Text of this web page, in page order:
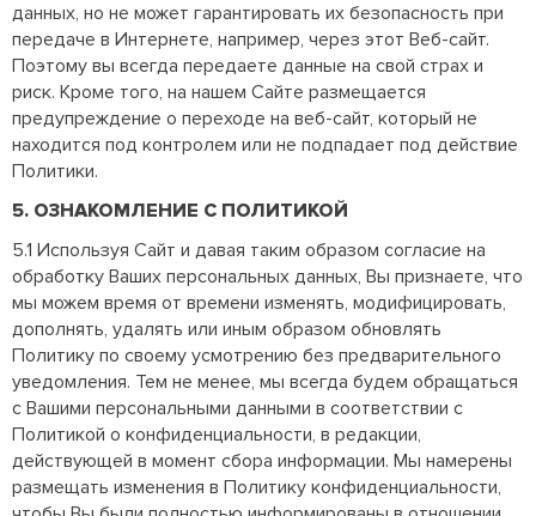
данных, но не может гарантировать их безопасность при
передаче в Интернете, например, через этот Веб-сайт.
Поэтому вы всегда передаете данные на свой страх и
риск. Кроме того, на нашем Сайте размещается
предупреждение о переходе на веб-сайт, который не
находится под контролем или не подпадает под действие
Политики.
5. ОЗНАКОМЛЕНИЕ С ПОЛИТИКОЙ
5.1 Используя Сайт и давая таким образом согласие на
обработку Ваших персональных данных, Вы признаете, что
мы можем время от времени изменять, модифицировать,
дополнять, удалять или иным образом обновлять
Политику по своему усмотрению без предварительного
уведомления. Тем не менее, мы всегда будем обращаться
с Вашими персональными данными в соответствии с
Политикой о конфиденциальности, в редакции,
действующей в момент сбора информации. Мы намерены
размещать изменения в Политику конфиденциальности,